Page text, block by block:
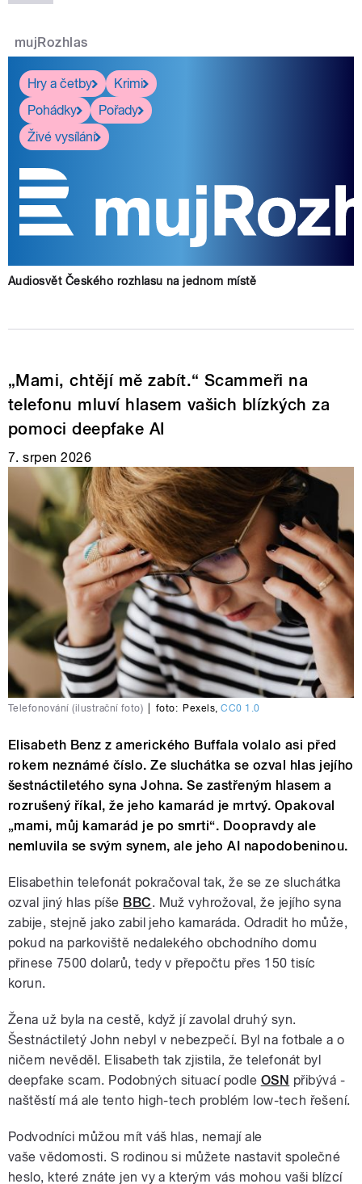
mujRozhlas
Hry a četby
Krimi
Pohádky
Pořady
Živé vysílání
Audiosvět Českého rozhlasu na jednom místě
„Mami, chtějí mě zabít.“ Scammeři na
telefonu mluví hlasem vašich blízkých za
pomoci deepfake AI
7. srpen 2026
Telefonování (ilustrační foto) foto: Pexels ,CC0 1.0
Elisabeth Benz z amerického Buffala volalo asi před
rokem neznámé číslo. Ze sluchátka se ozval hlas jejího
šestnáctiletého syna Johna. Se zastřeným hlasem a
rozrušený říkal, že jeho kamarád je mrtvý. Opakoval
„mami, můj kamarád je po smrti“. Doopravdy ale
nemluvila se svým synem, ale jeho AI napodobeninou.
Elisabethin telefonát pokračoval tak, že se ze sluchátka
ozval jiný hlas píše BBC. Muž vyhrožoval, že jejího syna
zabije, stejně jako zabil jeho kamaráda. Odradit ho může,
pokud na parkoviště nedalekého obchodního domu
přinese 7500 dolarů, tedy v přepočtu přes 150 tisíc
korun.
Žena už byla na cestě, když jí zavolal druhý syn.
Šestnáctiletý John nebyl v nebezpečí. Byl na fotbale a o
ničem nevěděl. Elisabeth tak zjistila, že telefonát byl
deepfake scam. Podobných situací podle OSN přibývá -
naštěstí má ale tento high-tech problém low-tech řešení.
Podvodníci můžou mít váš hlas, nemají ale
vaše vědomosti. S rodinou si můžete nastavit společné
heslo, které znáte jen vy a kterým vás mohou vaši blízcí